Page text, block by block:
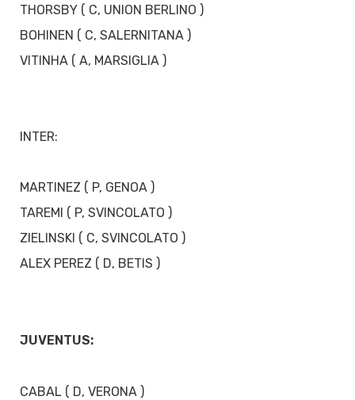
THORSBY ( C, UNION BERLINO )
BOHINEN ( C, SALERNITANA )
VITINHA ( A, MARSIGLIA )
INTER:
MARTINEZ ( P, GENOA )
TAREMI ( P, SVINCOLATO )
ZIELINSKI ( C, SVINCOLATO )
ALEX PEREZ ( D, BETIS )
JUVENTUS:
CABAL ( D, VERONA )